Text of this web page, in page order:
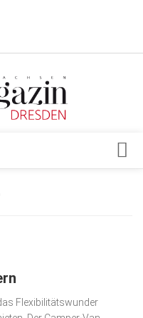
Ostsachsen
Flexibilitätswunder